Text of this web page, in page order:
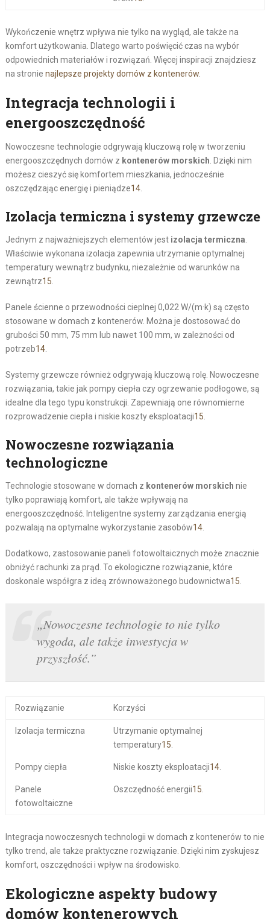
Wykończenie wnętrz wpływa nie tylko na wygląd, ale także na
komfort użytkowania. Dlatego warto poświęcić czas na wybór
odpowiednich materiałów i rozwiązań. Więcej inspiracji znajdziesz
na stronie najlepsze projekty domów z kontenerów.
Integracja technologii i
energooszczędność
Nowoczesne technologie odgrywają kluczową rolę w tworzeniu
energooszczędnych domów z kontenerów morskich. Dzięki nim
możesz cieszyć się komfortem mieszkania, jednocześnie
oszczędzając energię i pieniądze14.
Izolacja termiczna i systemy grzewcze
Jednym z najważniejszych elementów jest izolacja termiczna.
Właściwie wykonana izolacja zapewnia utrzymanie optymalnej
temperatury wewnątrz budynku, niezależnie od warunków na
zewnątrz15.
Panele ścienne o przewodności cieplnej 0,022 W/(m·k) są często
stosowane w domach z kontenerów. Można je dostosować do
grubości 50 mm, 75 mm lub nawet 100 mm, w zależności od
potrzeb14.
Systemy grzewcze również odgrywają kluczową rolę. Nowoczesne
rozwiązania, takie jak pompy ciepła czy ogrzewanie podłogowe, są
idealne dla tego typu konstrukcji. Zapewniają one równomierne
rozprowadzenie ciepła i niskie koszty eksploatacji15.
Nowoczesne rozwiązania
technologiczne
Technologie stosowane w domach z kontenerów morskich nie
tylko poprawiają komfort, ale także wpływają na
energooszczędność. Inteligentne systemy zarządzania energią
pozwalają na optymalne wykorzystanie zasobów14.
Dodatkowo, zastosowanie paneli fotowoltaicznych może znacznie
obniżyć rachunki za prąd. To ekologiczne rozwiązanie, które
doskonale współgra z ideą zrównoważonego budownictwa15.
„Nowoczesne technologie to nie tylko
wygoda, ale także inwestycja w
przyszłość.”
Rozwiązanie Korzyści
Izolacja termiczna
Utrzymanie optymalnej
temperatury15.
Pompy ciepła Niskie koszty eksploatacji14.
Panele
fotowoltaiczne
Oszczędność energii15.
Integracja nowoczesnych technologii w domach z kontenerów to nie
tylko trend, ale także praktyczne rozwiązanie. Dzięki nim zyskujesz
komfort, oszczędności i wpływ na środowisko.
Ekologiczne aspekty budowy
domów kontenerowych